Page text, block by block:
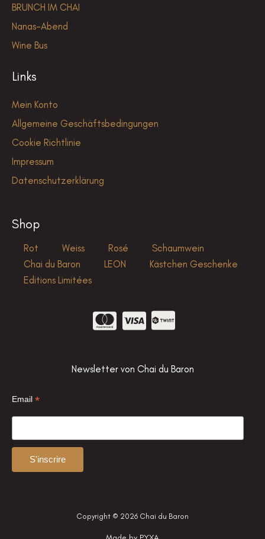
BRUNCH IM CHAI
Nanas-Abend
Wine Bus
Links
Mein Konto
Allgemeine Geschäftsbedingungen
Cookie Richtlinie
Impressum
Datenschutzerklärung
Shop
Rot Weiss Rosé
Schaumwein
Chai du Baron
LEON
Kästchen Geschenke
Editions Limitées
Newsletter von Chai du Baron
Email *
Copyright © 2026 Chai du Baron